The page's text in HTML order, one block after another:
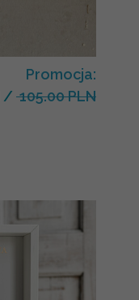
Promocja:
/ 105.00 PLN